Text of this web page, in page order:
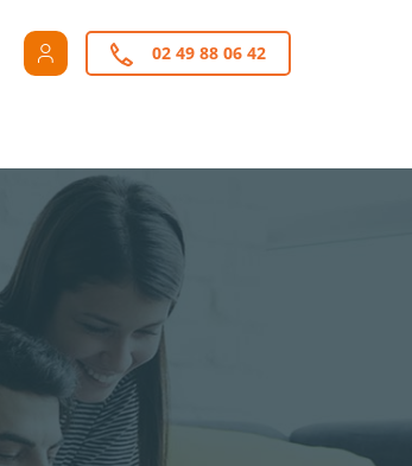
02 49 88 06 42